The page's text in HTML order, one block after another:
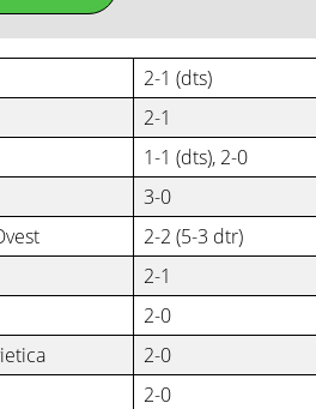
2-1 (dts)
2-1
1-1 (dts), 2-0
3-0
2-2 (5-3 dtr)
2-1
2-0
2-0
2-0